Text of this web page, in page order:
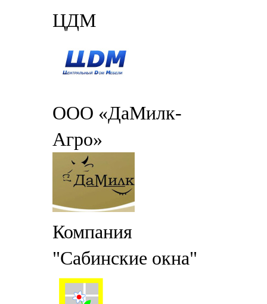
ЦДМ
ООО «ДаМилк-
Агро»
Компания
"Сабинские окна"